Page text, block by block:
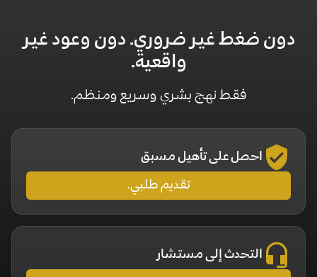
دون ضغط غير ضروري. دون وعود غير
واقعية.
فقط نهج بشري وسريع ومنظم.
احصل على تأهيل مسبق
تقديم طلبي.
التحدث إلى مستشار